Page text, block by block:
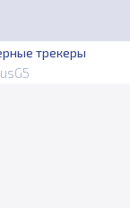
трекеры